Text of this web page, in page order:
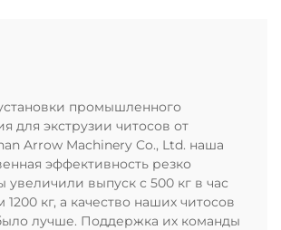
промышленного
для экструзии читосов от
Arrow Machinery Co., Ltd. наша
эффективность резко
увеличили выпуск с 500 кг в час
кг, а качество наших читосов
лучше. Поддержка их команды